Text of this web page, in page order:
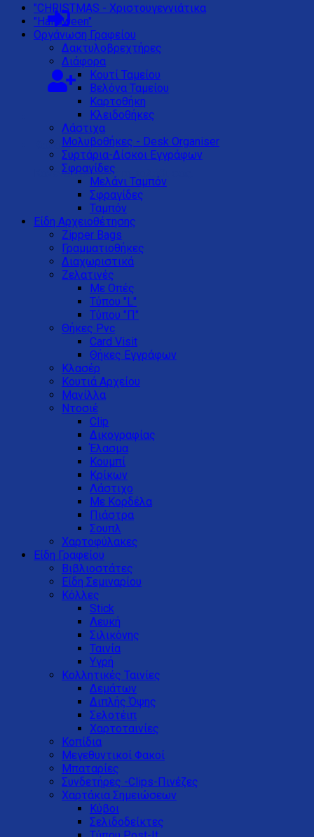
Καλάθι
Κανένα προϊόν στο καλάθι σας.
"CHRISTMAS - Χριστουγεννιάτικα
"Halloween"
Oργάνωση Γραφείου
Δακτυλοβρεχτήρες
Διάφορα
Kουτί Ταμείου
Βελόνα Ταμείου
Καρτοθήκη
Κλειδοθήκες
Λάστιχα
Μολυβοθήκες - Desk Organiser
Συρτάρια-Δίσκοι Eγγράφων
Σφραγίδες
Μελάνι Ταμπόν
Σφραγίδες
Ταμπόν
Είδη Αρχειοθέτησης
Zipper Bags
Γραμματιοθήκες
Διαχωριστικά
Ζελατινές
Με Οπές
Τύπου "L"
Τύπου "Π"
Θήκες Pvc
Card Visit
Θήκες Εγγράφων
Κλασέρ
Κουτιά Αρχείου
Μανίλλα
Ντοσιέ
Clip
Δικογραφίας
Έλασμα
Κουμπί
Κρίκων
Λάστιχο
Με Κορδέλα
Πιάστρα
Σουπλ
Χαρτοφύλακες
Είδη Γραφείου
Βιβλιοστάτες
Είδη Σεμιναρίου
Κόλλες
Stick
Λευκή
Σιλικόνης
Ταινία
Υγρή
Κολλητικές Ταινίες
Δεμάτων
Διπλής Όψης
Σελοτέιπ
Χαρτοταινίες
Κοπίδια
Μεγεθυντικοί Φακοί
Μπαταρίες
Συνδετήρες -Clips-Πινέζες
Χαρτάκια Σημειώσεων
Κύβοι
Σελιδοδείκτες